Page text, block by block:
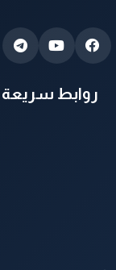
روابط سريعة